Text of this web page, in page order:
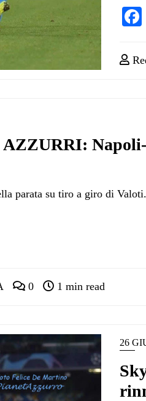
Napoli-
parata su tiro a giro di
0 1 min read
26